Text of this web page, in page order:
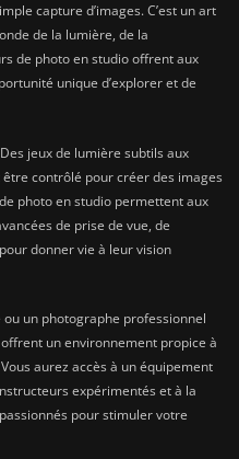
capture d’images. C’est un art
de la lumière, de la
de photo en studio offrent aux
unique d’explorer et de
jeux de lumière subtils aux
contrôlé pour créer des images
photo en studio permettent aux
de prise de vue, de
donner vie à leur vision
un photographe professionnel
un environnement propice à
aurez accès à un équipement
expérimentés et à la
pour stimuler votre